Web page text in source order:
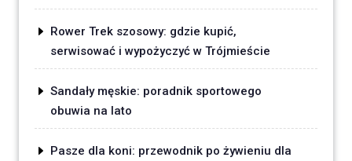
Rower Trek szosowy: gdzie kupić,
serwisować i wypożyczyć w Trójmieście
Sandały męskie: poradnik sportowego
obuwia na lato
Pasze dla koni: przewodnik po żywieniu dla